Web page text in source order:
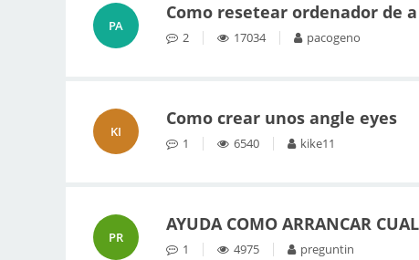
PA
Como resetear ordenador de
2 17034 pacogeno
KI
Como crear unos angle eyes
1 6540 kike11
PR
AYUDA COMO ARRANCAR
1 4975 preguntin